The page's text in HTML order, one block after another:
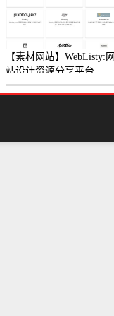
【素材网站】WebListy:网
站设计资源分享平台